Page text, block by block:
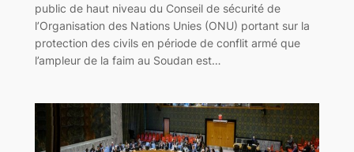
public de haut niveau du Conseil de sécurité de
l’Organisation des Nations Unies (ONU) portant sur la
protection des civils en période de conflit armé que
l’ampleur de la faim au Soudan est…